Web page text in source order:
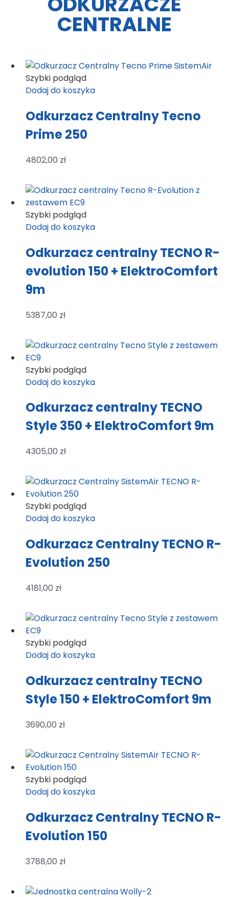
CENTRALNE
Szybki podgląd
Dodaj do koszyka
Odkurzacz Centralny Tecno
Prime 250
4802,00 zł
Szybki podgląd
Dodaj do koszyka
Odkurzacz centralny TECNO R-
evolution 150 + ElektroComfort
9m
5387,00 zł
Szybki podgląd
Dodaj do koszyka
Odkurzacz centralny TECNO
Style 350 + ElektroComfort 9m
4305,00 zł
Szybki podgląd
Dodaj do koszyka
Odkurzacz Centralny TECNO R-
Evolution 250
4181,00 zł
Szybki podgląd
Dodaj do koszyka
Odkurzacz centralny TECNO
Style 150 + ElektroComfort 9m
3690,00 zł
Szybki podgląd
Dodaj do koszyka
Odkurzacz Centralny TECNO R-
Evolution 150
3788,00 zł